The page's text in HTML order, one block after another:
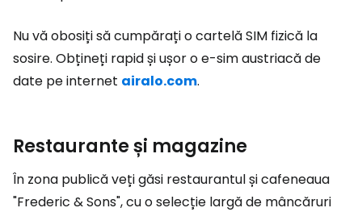
Nu vă obosiți să cumpărați o cartelă SIM fizică la
sosire. Obțineți rapid și ușor o e-sim austriacă de
date pe internet airalo.com.
Restaurante și magazine
În zona publică veți găsi restaurantul și cafeneaua
"Frederic & Sons", cu o selecție largă de mâncăruri